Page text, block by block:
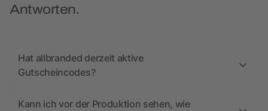
Antworten.
Hat allbranded derzeit aktive
Gutscheincodes?
Kann ich vor der Produktion sehen, wie